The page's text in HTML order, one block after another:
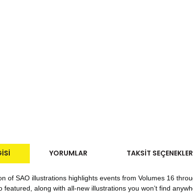
YORUMLAR TAKSIT
of SAO illustrations highlights events from Volumes 16
featured, along with all-new illustrations you won’t find